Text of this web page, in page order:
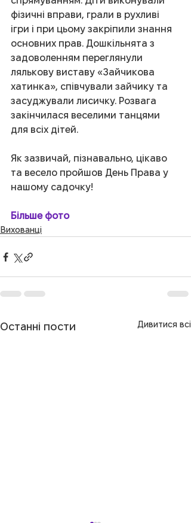
фізичні вправи, грали в рухливі
ігри і при цьому закріпили знання
основних прав. Дошкільнята з
задоволенням переглянули
лялькову виставу «Зайчикова
хатинка», співчували зайчику та
засуджували лисичку. Розвага
закінчилася веселими танцями
для всіх дітей.
Як зазвичай, пізнавально, цікаво
та весело пройшов День Права у
нашому садочку!
Більше фото
Вихованці
Останні пости Дивитися всі